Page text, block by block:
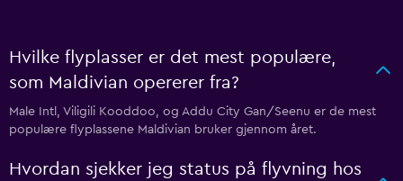
Hvilke flyplasser er det mest populære,
som Maldivian opererer fra?
Male Intl, Viligili Kooddoo, og Addu City Gan/Seenu er de mest
populære flyplassene Maldivian bruker gjennom året.
Hvordan sjekker jeg status på flyvning hos